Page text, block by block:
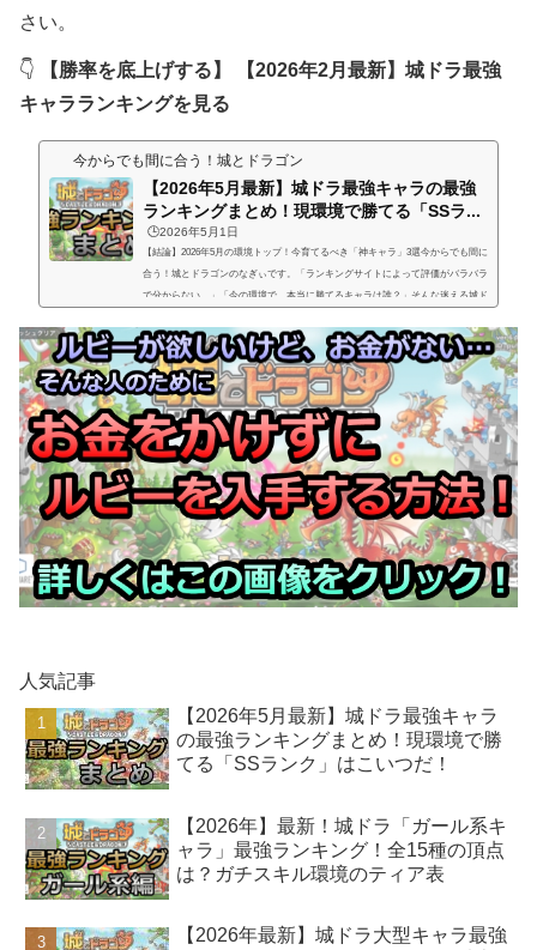
さい。
👇 【勝率を底上げする】
【2026年2月最新】城ドラ最強
キャラランキングを見る
今からでも間に合う！城とドラゴン
【2026年5月最新】城ドラ最強キャラの最強
ランキングまとめ！現環境で勝てる「SSラ...
🕒️2026年5月1日
【結論】2026年5月の環境トップ！今育てるべき「神キャラ」3選今からでも間に
合う！城とドラゴンのなぎぃです。「ランキングサイトによって評価がバラバラ
で分からない…」「今の環境で、本当に勝てるキャラは誰？」そんな迷える城ド
グを作成しました。単なるステータス比較ではなく「今のランクマで流行ってい
るキャラに勝てるか（メタ）」を基準に厳選しています。まずは、問答無用でデ
ッキに入れるべき「現環境の覇者（God Tier）」3体を紹介します。※この...
人気記事
【2026年5月最新】城ドラ最強キャラ
の最強ランキングまとめ！現環境で勝
てる「SSランク」はこいつだ！
【2026年】最新！城ドラ「ガール系キ
ャラ」最強ランキング！全15種の頂点
は？ガチスキル環境のティア表
【2026年最新】城ドラ大型キャラ最強